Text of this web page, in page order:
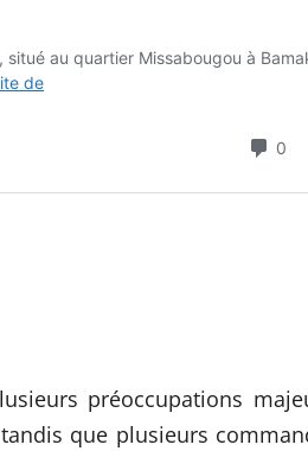
préoccupations
que plusieurs